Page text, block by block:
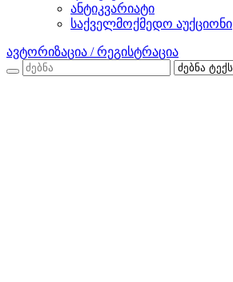
ანტიკვარიატი
საქველმოქმედო აუქციონი
ავტორიზაცია / რეგისტრაცია